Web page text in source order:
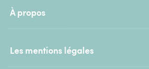
À propos
Les mentions légales